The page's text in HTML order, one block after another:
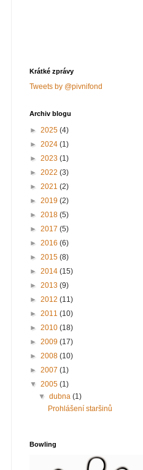
Krátké zprávy
Tweets by @pivnifond
Archiv blogu
► 2025 (4)
► 2024 (1)
► 2023 (1)
► 2022 (3)
► 2021 (2)
► 2019 (2)
► 2018 (5)
► 2017 (5)
► 2016 (6)
► 2015 (8)
► 2014 (15)
► 2013 (9)
► 2012 (11)
► 2011 (10)
► 2010 (18)
► 2009 (17)
► 2008 (10)
► 2007 (1)
▼ 2005 (1)
▼dubna(1)
Prohlášení staršinů
Bowling